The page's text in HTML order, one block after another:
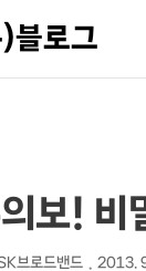
블로그
보! 비
브로드밴드 2013.